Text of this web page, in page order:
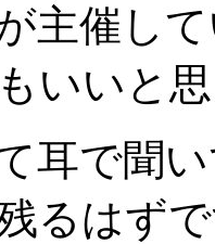
主催し
いいと
耳で聞
るはず